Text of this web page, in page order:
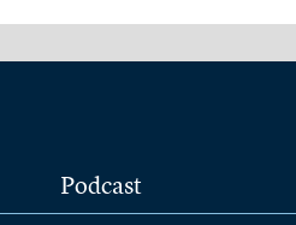
Podcast